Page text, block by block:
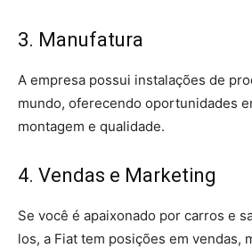
3. Manufatura
A empresa possui instalações de
mundo, oferecendo oportunidades
montagem e qualidade.
4. Vendas e Marketing
Se você é apaixonado por carros e
los, a Fiat tem posições em vendas,